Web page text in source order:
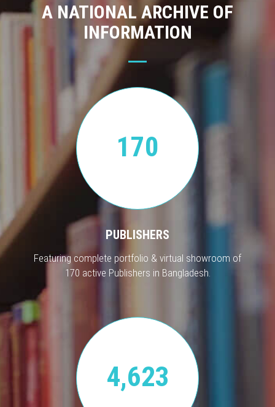
A NATIONAL ARCHIVE OF
INFORMATION
170
PUBLISHERS
Featuring complete portfolio & virtual showroom of
170 active Publishers in Bangladesh.
4,623